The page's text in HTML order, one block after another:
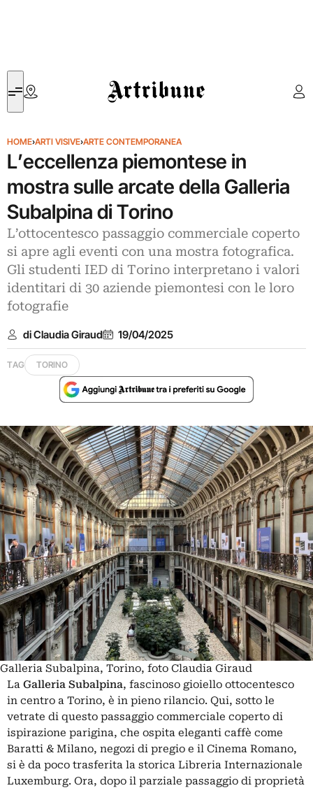
Artribune
HOME›ARTI VISIVE›ARTE CONTEMPORANEA
L’eccellenza piemontese in
mostra sulle arcate della Galleria
Subalpina di Torino
L’ottocentesco passaggio commerciale coperto
si apre agli eventi con una mostra fotografica.
Gli studenti IED di Torino interpretano i valori
identitari di 30 aziende piemontesi con le loro
fotografie
di Claudia Giraud 19/04/2025
TAG TORINO
Galleria Subalpina, Torino, foto Claudia Giraud
La Galleria Subalpina, fascinoso gioiello ottocentesco
in centro a Torino, è in pieno rilancio. Qui, sotto le
vetrate di questo passaggio commerciale coperto di
ispirazione parigina, che ospita eleganti caffè come
Baratti & Milano, negozi di pregio e il Cinema Romano,
si è da poco trasferita la storica Libreria Internazionale
Luxemburg. Ora, dopo il parziale passaggio di proprietà